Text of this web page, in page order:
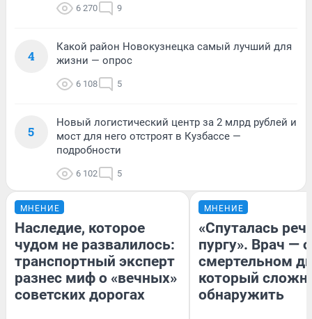
6 270 9
4
Какой район Новокузнецка самый лучший для
жизни — опрос
6 108 5
5
Новый логистический центр за 2 млрд рублей и
мост для него отстроят в Кузбассе —
подробности
6 102 5
МНЕНИЕ
Наследие, которое
чудом не развалилось:
транспортный эксперт
разнес миф о «вечных»
советских дорогах
МНЕНИЕ
«Спуталась
пургу». Врач — о
смертельном
который
обнаружить